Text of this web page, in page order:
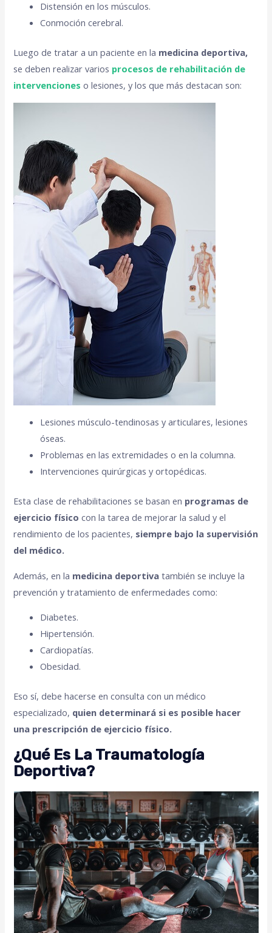
Distensión en los músculos.
Conmoción cerebral.
Luego de tratar a un paciente en la medicina deportiva,
se deben realizar varios procesos de rehabilitación de
intervenciones o lesiones, y los que más destacan son:
Lesiones músculo-tendinosas y articulares, lesiones
óseas.
Problemas en las extremidades o en la columna.
Intervenciones quirúrgicas y ortopédicas.
Esta clase de rehabilitaciones se basan en programas de
ejercicio físicocon la tarea de mejorar la salud y el
rendimiento de los pacientes, siempre bajo la supervisión
del médico.
Además, en la medicina deportivatambién se incluye la
prevención y tratamiento de enfermedades como:
Diabetes.
Hipertensión.
Cardiopatías.
Obesidad.
Eso sí, debe hacerse en consulta con un médico
especializado, quien determinará si es posible hacer
una prescripción de ejercicio físico.
¿Qué Es La Traumatología
Deportiva?